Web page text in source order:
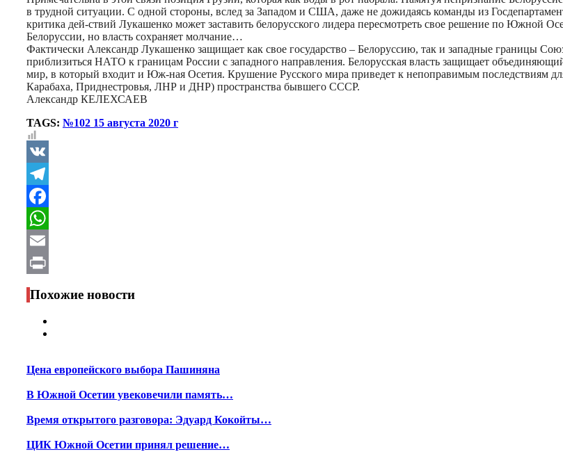
в трудной ситуации. С одной стороны, вслед за Западом и США, даже не дожидаясь команды из
критика дей-ствий Лукашенко может заставить белорусского лидера пересмотреть свое решение по Южной
Белоруссии, но власть сохраняет молчание…
Фактически Александр Лукашенко защищает как свое государство – Белоруссию, так и западные границы
приблизиться НАТО к границам России с западного направления. Белорусская власть защищает
мир, в который входит и Юж-ная Осетия. Крушение Русского мира приведет к непоправимым последствиям
Карабаха, Приднестровья, ЛНР и ДНР) пространства бывшего СССР.
Александр КЕЛЕХСАЕВ
TAGS: №102 15 августа 2020 г
VK
Telegram
Facebook
WhatsApp
Email
Print
Похожие новости
Цена европейского выбора Пашиняна
В Южной Осетии увековечили память…
Время открытого разговора: Эдуард Кокойты…
ЦИК Южной Осетии принял решение…